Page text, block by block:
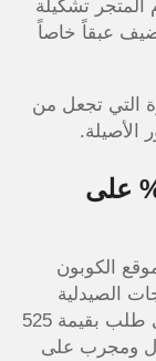
المتجر تشكيلة
عبقاً خاصاً
التي تجعل من
الأصيلة.
لي مور – وفّري 10% على
الكوبون
الصيدلية
الفرنسية الفاخرة. جربتُ الكود مؤخراً على طلب بقيمة 525
الكود شغال ومجرب على